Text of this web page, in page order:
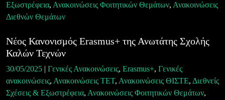
Εξωστρέφεια, Ανακοινώσεις Φοιτητικών Θεμάτων, Ανακοινώσεις
Διεθνών Θεμάτων
Νέος Κανονισμός Erasmus+ της Ανωτάτης Σχολής
Καλών Τεχνών
30/05/2025 | Γενικές Ανακοινώσεις, Erasmus+, Γενικές
ανακοινώσεις, Ανακοινώσεις ΤΕΤ, Ανακοινώσεις ΘΙΣΤΕ, Διεθνείς
Σχέσεις & Εξωστρέφεια, Ανακοινώσεις Φοιτητικών Θεμάτων,